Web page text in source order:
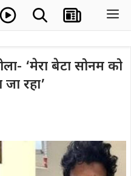
‘मेरा बेटा सोनम को
रहा’